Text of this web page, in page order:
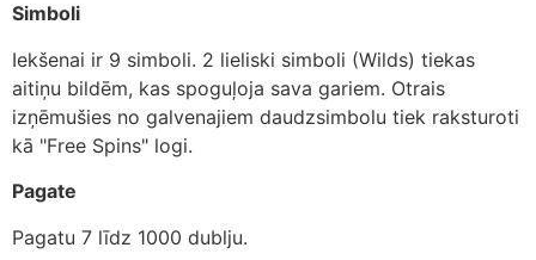
Simboli
Iekšenai ir 9 simboli. 2 lieliski simboli (Wilds) tiekas
aitiņu bildēm, kas spoguļoja sava gariem. Otrais
izņēmušies no galvenajiem daudzsimbolu tiek raksturoti
kā "Free Spins" logi.
Pagate
Pagatu 7 līdz 1000 dublju.